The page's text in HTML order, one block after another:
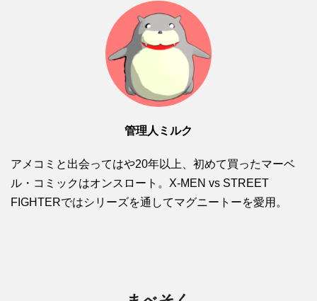
管理人ミルク
アメコミと出会ってはや20年以上、初めて買ったマーベ
ル・コミックはオンスロート。X-MEN vs STREET
FIGHTERではシリーズを通してマグニートーを愛用。